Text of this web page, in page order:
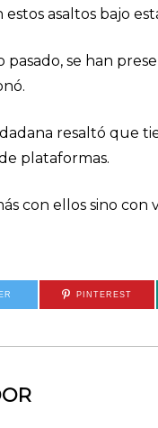
asaltos bajo
pasado, se han
resaltó que
plataformas.
con ellos sino con
PINTEREST